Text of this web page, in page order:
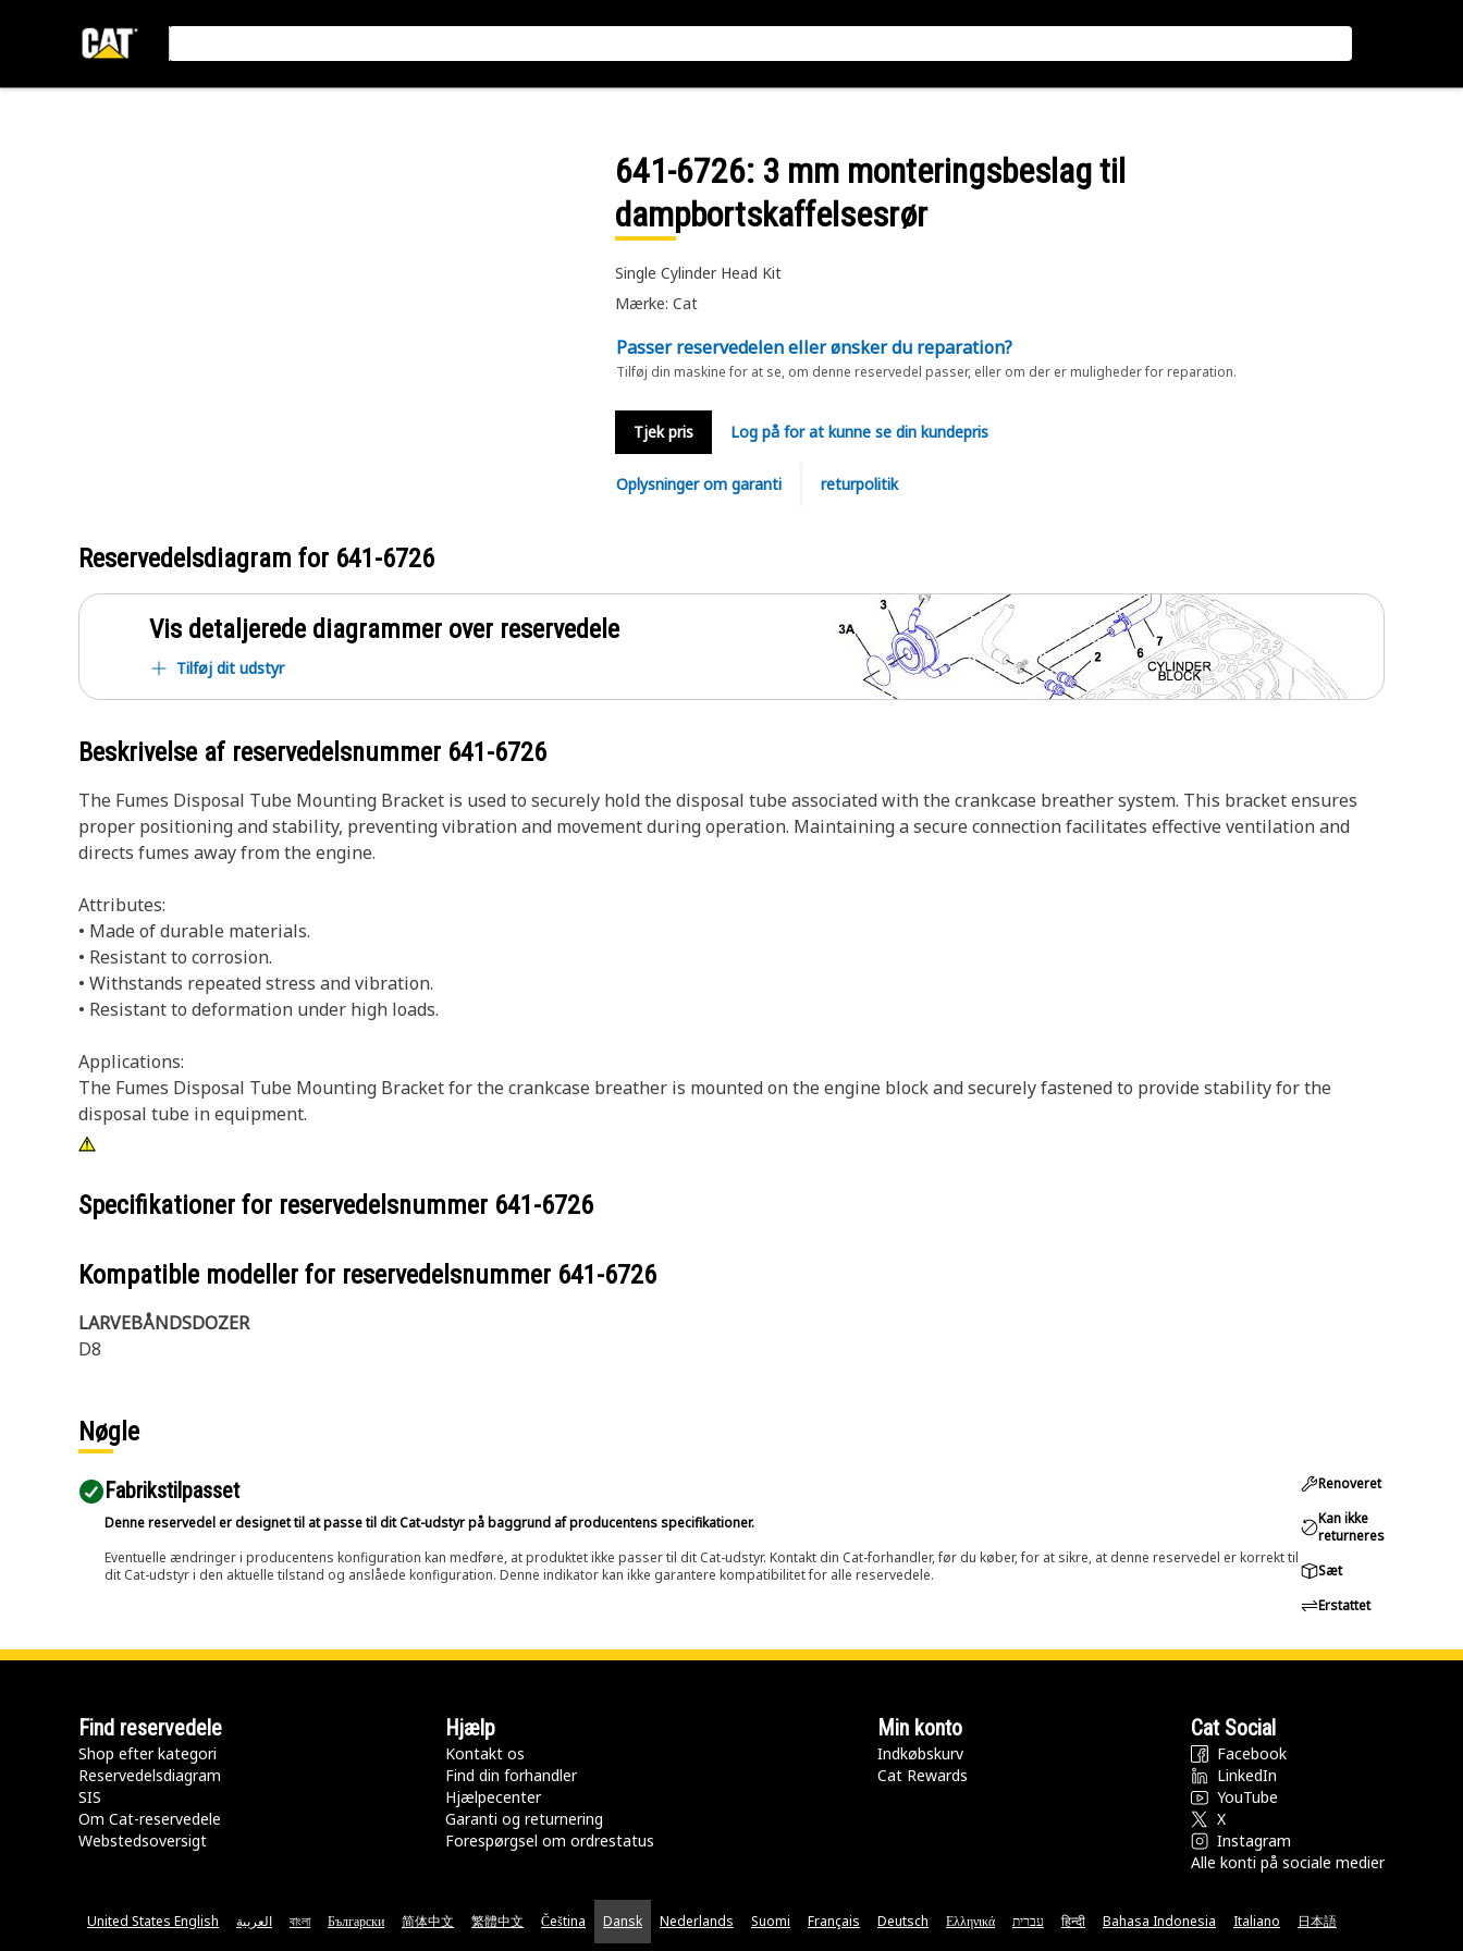
641-6726: 3 mm monteringsbeslag til
dampbortskaffelsesrør
Single Cylinder Head Kit
Mærke: Cat
Passer reservedelen eller ønsker du reparation?
Tilføj din maskine for at se, om denne reservedel passer, eller om der er muligheder for reparation.
Tjek pris Log på for at kunne se din kundepris
Oplysninger om garanti returpolitik
Reservedelsdiagram for 641-6726
Vis detaljerede diagrammer over reservedele
Tilføj dit udstyr
Beskrivelse af reservedelsnummer 641-6726
The Fumes Disposal Tube Mounting Bracket is used to securely hold the disposal tube associated with the crankcase breather system. This bracket ensures
proper positioning and stability, preventing vibration and movement during operation. Maintaining a secure connection facilitates effective ventilation and
directs fumes away from the engine.
Attributes:
• Made of durable materials.
• Resistant to corrosion.
• Withstands repeated stress and vibration.
• Resistant to deformation under high loads.
Applications:
The Fumes Disposal Tube Mounting Bracket for the crankcase breather is mounted on the engine block and securely fastened to provide stability for the
disposal tube in equipment.
Specifikationer for reservedelsnummer 641-6726
Kompatible modeller for reservedelsnummer 641-6726
LARVEBÅNDSDOZER
D8
Nøgle
Fabrikstilpasset
Denne reservedel er designet til at passe til dit Cat-udstyr på baggrund af producentens specifikationer.
Eventuelle ændringer i producentens konfiguration kan medføre, at produktet ikke passer til dit Cat-udstyr. Kontakt din Cat-forhandler, før du køber, for at sikre, at denne reservedel er korrekt til
dit Cat-udstyr i den aktuelle tilstand og anslåede konfiguration. Denne indikator kan ikke garantere kompatibilitet for alle reservedele.
Renoveret
Kan ikke
returneres
Sæt
Erstattet
Find reservedele
Shop efter kategori
Reservedelsdiagram
SIS
Om Cat-reservedele
Webstedsoversigt
Hjælp
Kontakt os
Find din forhandler
Hjælpecenter
Garanti og returnering
Forespørgsel om ordrestatus
Min konto
Indkøbskurv
Cat Rewards
Cat Social
Facebook
LinkedIn
YouTube
X
Instagram
Alle konti på sociale medier
United States English العربية বাংলা Български 简体中文 繁體中文 Čeština Dansk Nederlands Suomi Français Deutsch Ελληνικά עברית हिन्दी Bahasa Indonesia Italiano 日本語